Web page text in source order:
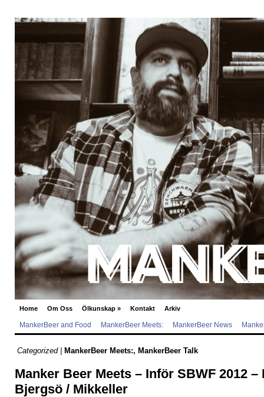
Home Om Oss Ölkunskap » Kontakt Arkiv
MankerBeer and Food MankerBeer Meets: MankerBeer News
Categorized | MankerBeer Meets:, MankerBeer Talk
Manker Beer Meets – Inför SBWF 2012
Bjergsö / Mikkeller